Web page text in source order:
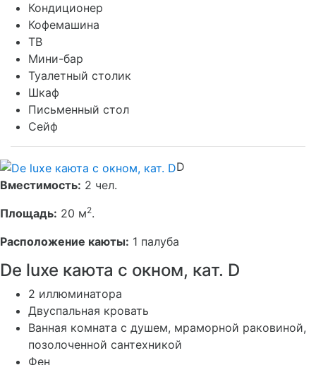
Кондиционер
Кофемашина
ТВ
Мини-бар
Туалетный столик
Шкаф
Письменный стол
Сейф
D
Вместимость: 2 чел.
Площадь: 20 м2.
Расположение каюты: 1 палуба
De luxe каюта с окном, кат. D
2 иллюминатора
Двуспальная кровать
Ванная комната с душем, мраморной раковиной,
позолоченной сантехникой
Фен